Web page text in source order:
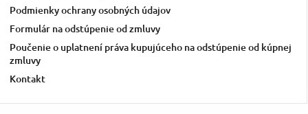
Podmienky ochrany osobných údajov
Formulár na odstúpenie od zmluvy
Poučenie o uplatnení práva kupujúceho na odstúpenie od kúpnej
zmluvy
Kontakt